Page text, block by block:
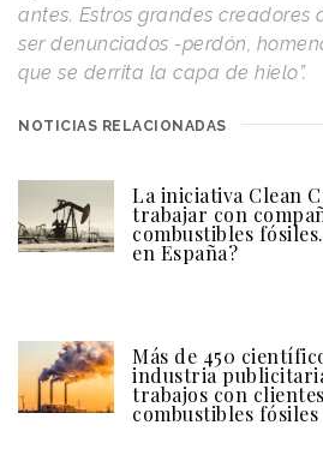
antes. Estros grandes creadores
ser denunciados -perdón,
que se derrita la capa de hielo”.
NOTICIAS RELACIONADAS
La iniciativa Clean
trabajar con
combustibles
en España?
Más de 450
industria
trabajos con
combustibles fósiles